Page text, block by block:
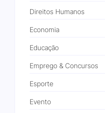
Direitos Humanos
Economia
Educação
Emprego & Concursos
Esporte
Evento